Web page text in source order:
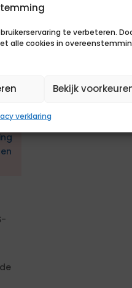
te verbeteren.
alle cookies in
Bekijk
verklaring